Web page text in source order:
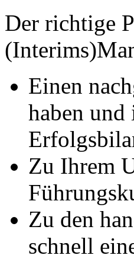
Der richtige
Einen
haben und
Zu Ihrem
Zu den
schnell